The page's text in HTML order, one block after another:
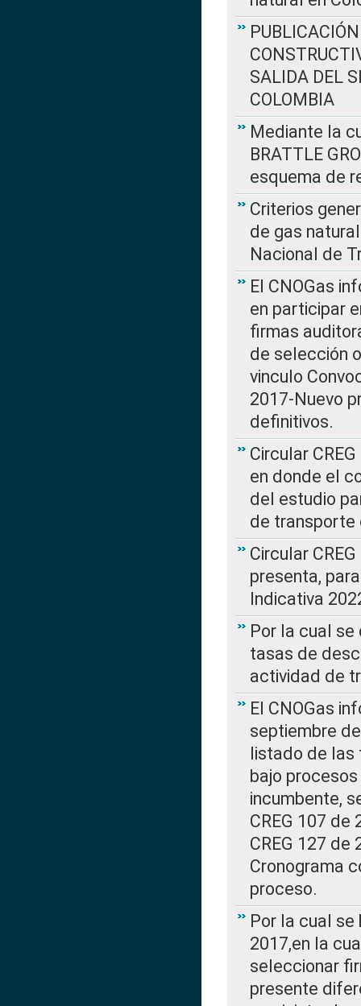
SALIDA DEL
COLOMBIA
Mediante la
BRATTLE
esquema de
Criterios
de gas
Nacional de
El CNOGas
en participar
firmas
de selección
vinculo
2017-Nuevo
definitivos.
Circular
en donde el
del estudio
de transporte
Circular
presenta,
Indicativa
Por la cual
tasas de
actividad de
El CNOGas
septiembre
listado de las
bajo
incumbente,
CREG 107
CREG 127 de
Cronograma
proceso.
Por la cual se
2017,en la
seleccionar
presente